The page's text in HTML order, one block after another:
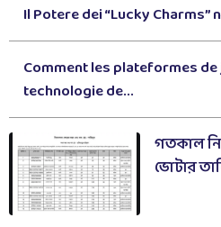
Il Potere dei “Lucky Charms”
Comment les plateformes
technologie de...
গতকাল
ভোটার